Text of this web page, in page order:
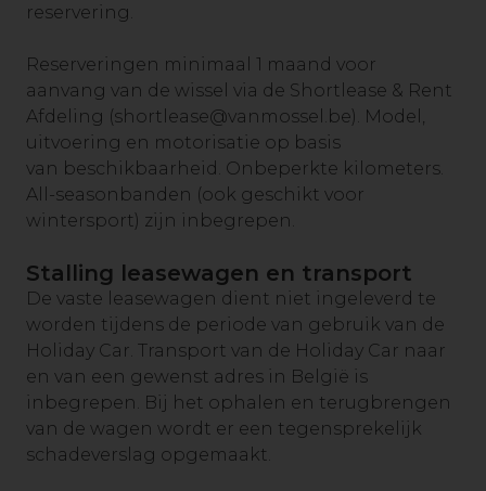
reservering.
Reserveringen minimaal 1 maand voor
aanvang van de wissel via de Shortlease & Rent
Afdeling (shortlease@vanmossel.be). Model,
uitvoering en motorisatie op basis
van beschikbaarheid. Onbeperkte kilometers.
All-seasonbanden (ook geschikt voor
wintersport) zijn inbegrepen.
Stalling leasewagen en transport
De vaste leasewagen dient niet ingeleverd te
worden tijdens de periode van gebruik van de
Holiday Car. Transport van de Holiday Car naar
en van een gewenst adres in België is
inbegrepen. Bij het ophalen en terugbrengen
van de wagen wordt er een tegensprekelijk
schadeverslag opgemaakt.